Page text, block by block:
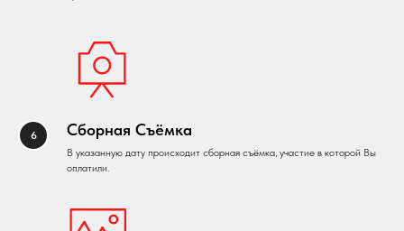
Сборная Съёмка
В указанную дату происходит сборная съёмка, участие в которой Вы
оплатили.